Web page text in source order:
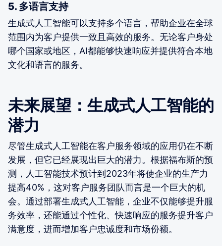
5. 多语言支持
生成式人工智能可以支持多个语言，帮助企业在全球
范围内为客户提供一致且高效的服务。无论客户身处
哪个国家或地区，AI都能够快速响应并提供符合本地
文化和语言的服务。
未来展望：生成式人工智能的
潜力
尽管生成式人工智能在客户服务领域的应用仍在不断
发展，但它已经展现出巨大的潜力。根据福布斯的预
测，人工智能技术预计到2023年将使企业的生产力
提高40%，这对客户服务团队而言是一个巨大的机
会。通过部署生成式人工智能，企业不仅能够提升服
务效率，还能通过个性化、快速响应的服务提升客户
满意度，进而增加客户忠诚度和市场份额。